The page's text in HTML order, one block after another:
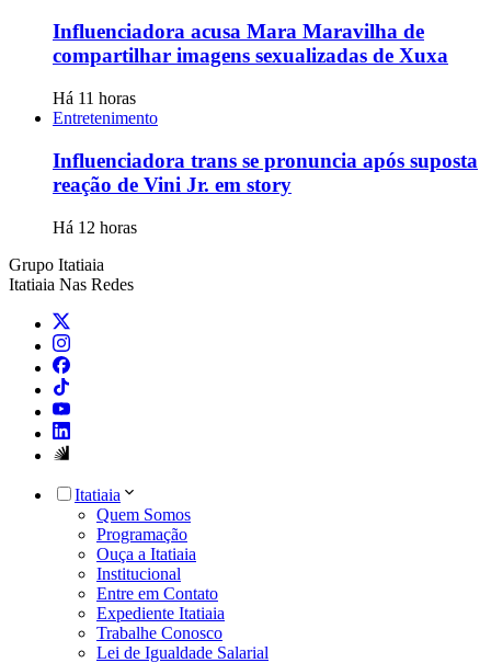
Influenciadora acusa Mara Maravilha de
compartilhar imagens sexualizadas de Xuxa
Há 11 horas
Entretenimento
Influenciadora trans se pronuncia após suposta
reação de Vini Jr. em story
Há 12 horas
Grupo Itatiaia
Itatiaia Nas Redes
Itatiaia
Quem Somos
Programação
Ouça a Itatiaia
Institucional
Entre em Contato
Expediente Itatiaia
Trabalhe Conosco
Lei de Igualdade Salarial